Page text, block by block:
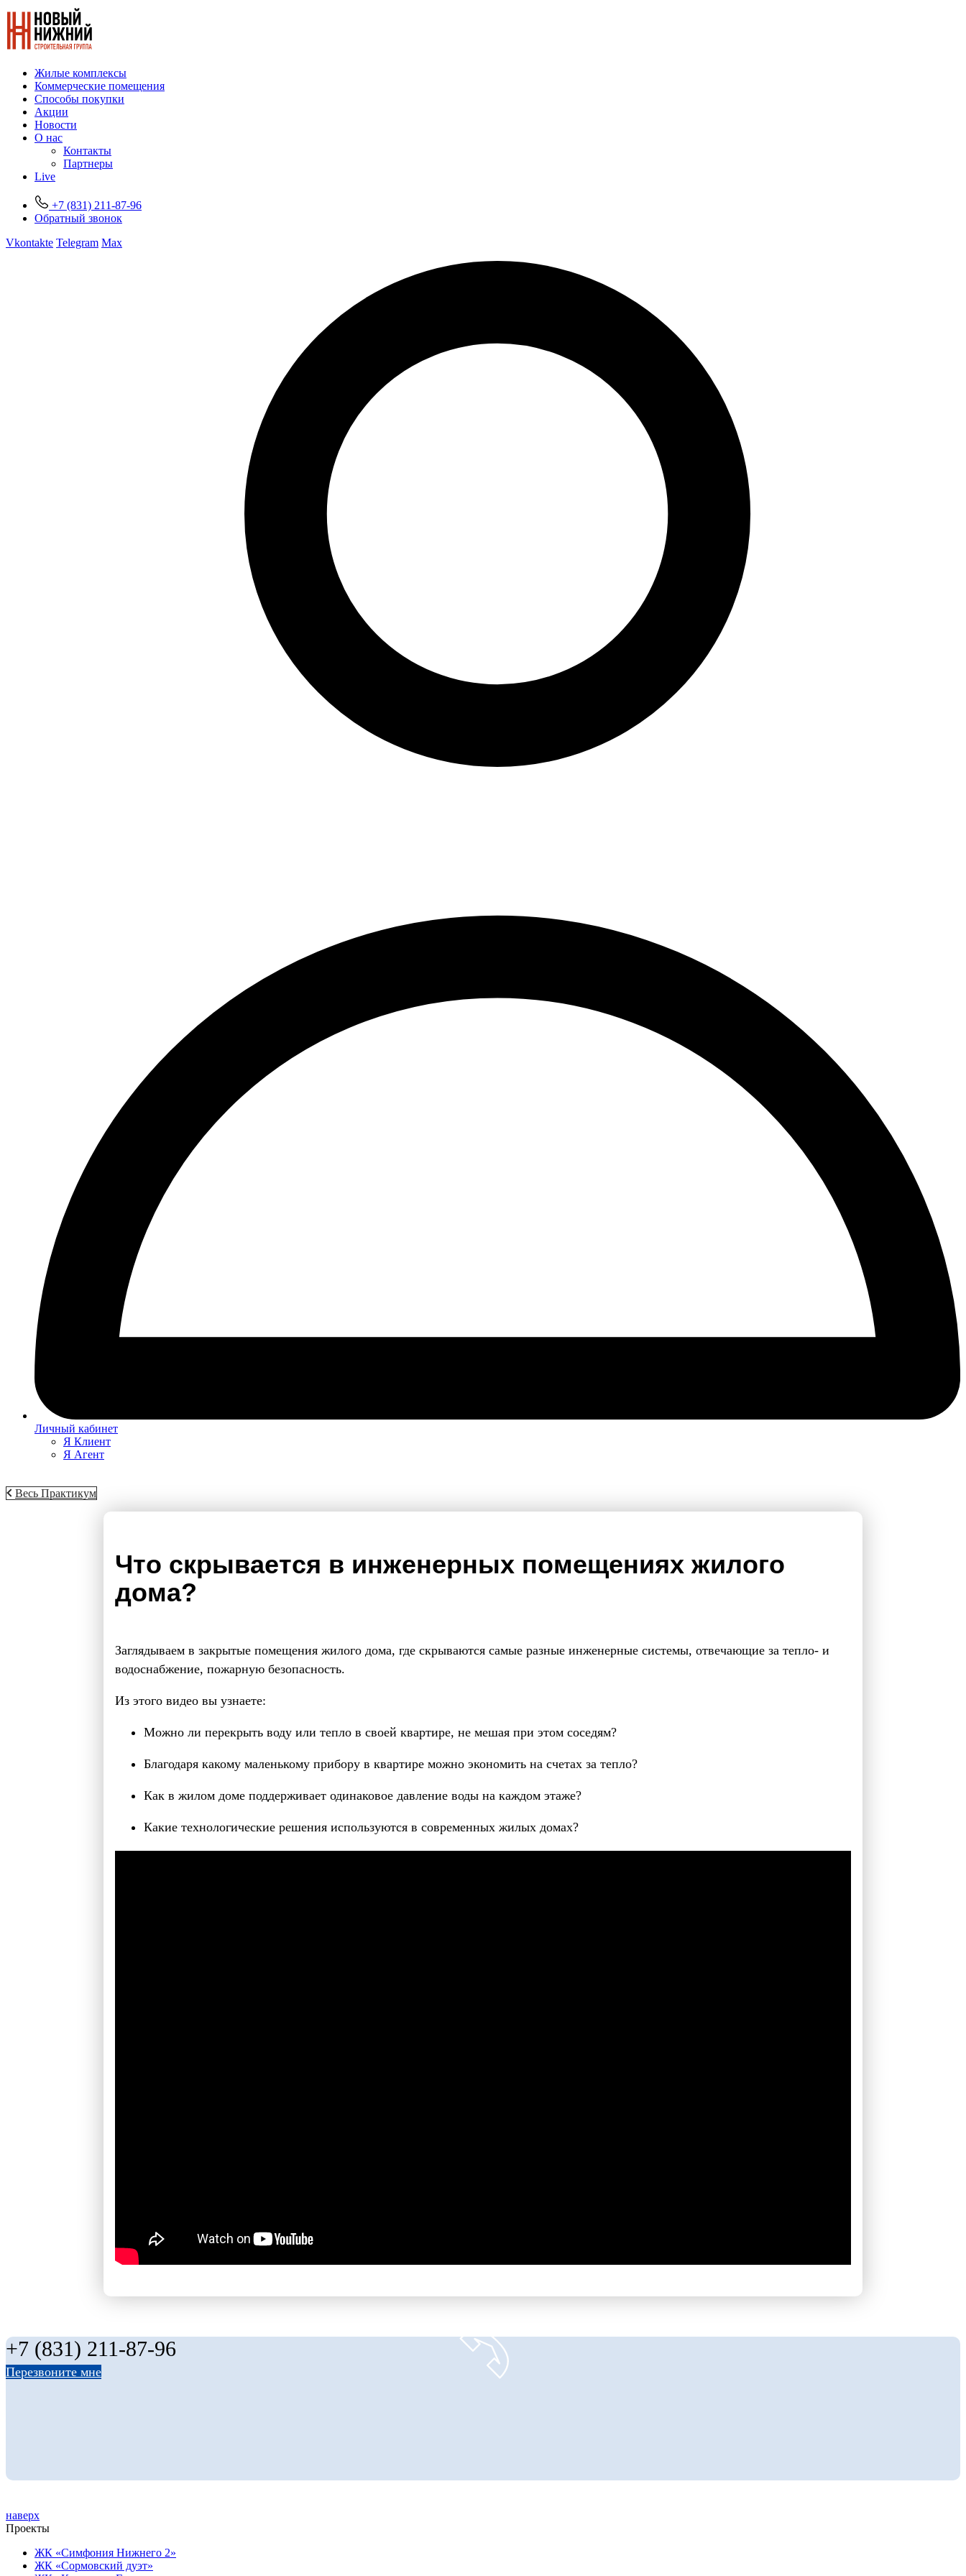
Жилые комплексы
Коммерческие помещения
Способы покупки
Акции
Новости
О нас
Контакты
Партнеры
Live
+7 (831) 211-87-96
Обратный звонок
Vkontakte Telegram Max
Личный кабинет
Я Клиент
Я Агент
Весь Практикум
Что скрывается в инженерных помещениях жилого
дома?
Заглядываем в закрытые помещения жилого дома, где скрываются самые разные инженерные системы, отвечающие за тепло- и
водоснабжение, пожарную безопасность.
Из этого видео вы узнаете:
Можно ли перекрыть воду или тепло в своей квартире, не мешая при этом соседям?
Благодаря какому маленькому прибору в квартире можно экономить на счетах за тепло?
Как в жилом доме поддерживает одинаковое давление воды на каждом этаже?
Какие технологические решения используются в современных жилых домах?
+7 (831) 211-87-96
Перезвоните мне
наверх
Проекты
ЖК «Симфония Нижнего 2»
ЖК «Сормовский дуэт»